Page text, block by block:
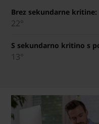
Brez sekundarne kritine:
22°
S sekundarno kritino s
13°